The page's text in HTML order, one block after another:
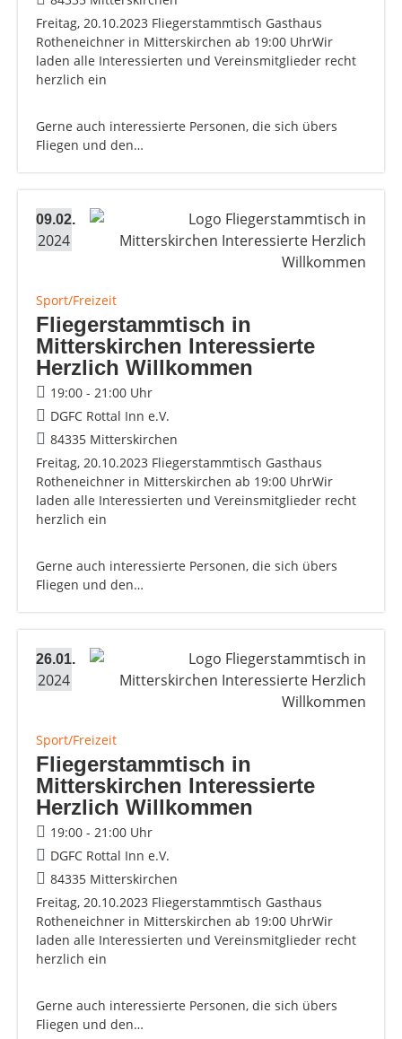
Freitag, 20.10.2023 Fliegerstammtisch Gasthaus
Rotheneichner in Mitterskirchen ab 19:00 UhrWir
laden alle Interessierten und Vereinsmitglieder recht
herzlich ein
Gerne auch interessierte Personen, die sich übers
Fliegen und den…
09.02.
2024
Sport/Freizeit
Fliegerstammtisch in
Mitterskirchen Interessierte
Herzlich Willkommen
19:00 - 21:00 Uhr
DGFC Rottal Inn e.V.
84335 Mitterskirchen
Freitag, 20.10.2023 Fliegerstammtisch Gasthaus
Rotheneichner in Mitterskirchen ab 19:00 UhrWir
laden alle Interessierten und Vereinsmitglieder recht
herzlich ein
Gerne auch interessierte Personen, die sich übers
Fliegen und den…
26.01.
2024
Sport/Freizeit
Fliegerstammtisch in
Mitterskirchen Interessierte
Herzlich Willkommen
19:00 - 21:00 Uhr
DGFC Rottal Inn e.V.
84335 Mitterskirchen
Freitag, 20.10.2023 Fliegerstammtisch Gasthaus
Rotheneichner in Mitterskirchen ab 19:00 UhrWir
laden alle Interessierten und Vereinsmitglieder recht
herzlich ein
Gerne auch interessierte Personen, die sich übers
Fliegen und den…